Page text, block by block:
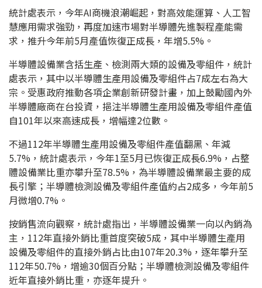
統計處表示，今年AI商機浪潮崛起，對高效能運算、人工智
慧應用需求強勁，再度加速市場對半導體先進製程產能需
求，推升今年前5月產值恢復正成長，年增5.5%。
半導體設備業含括生產、檢測兩大類的設備及零組件，統計
處表示，其中以半導體生產用設備及零組件占7成左右為大
宗。受惠政府推動各項企業創新研發計畫，加上鼓勵國內外
半導體廠商在台投資，挹注半導體生產用設備及零組件產值
自101年以來高速成長，增幅達2位數。
不過112年半導體生產用設備及零組件產值翻黑、年減
5.7%，統計處表示，今年1至5月已恢復正成長6.9%，占整
體設備業比重亦攀升至78.5%，為半導體設備業最主要的成
長引擎；半導體檢測設備及零組件產值約占2成多，今年前5
月微增0.7%。
按銷售流向觀察，統計處指出，半導體設備業一向以內銷為
主，112年直接外銷比重首度突破5成，其中半導體生產用
設備及零組件的直接外銷占比由107年20.3%，逐年攀升至
112年50.7%，增逾30個百分點；半導體檢測設備及零組件
近年直接外銷比重，亦逐年提升。